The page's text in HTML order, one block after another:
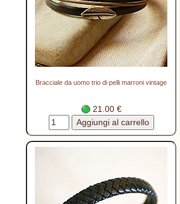
Bracciale da uomo trio di pelli marroni vintage
21.00 €